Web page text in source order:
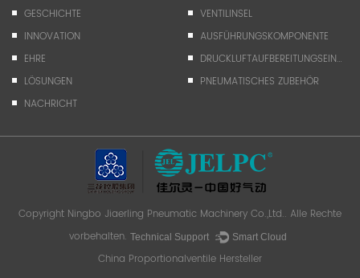
GESCHICHTE
INNOVATION
EHRE
LÖSUNGEN
NACHRICHT
VENTILINSEL
AUSFÜHRUNGSKOMPONENTE
DRUCKLUFTAUFBEREITUNGSEINHEIT
PNEUMATISCHES ZUBEHÖR
Copyright Ningbo Jiaerling Pneumatic Machinery Co.,Ltd.. Alle Rechte
vorbehalten. Technical Support ： Smart Cloud
China Proportionalventile Hersteller